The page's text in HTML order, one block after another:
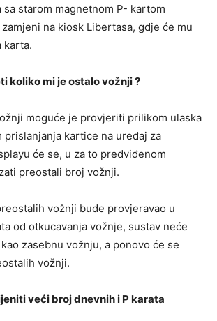
sa starom magnetnom P- kartom
na kiosk Libertasa, gdje će mu
karta.
koliko mi je ostalo vožnji ?
moguće je provjeriti prilikom ulaska
prislanjanja kartice na uređaj za
će se, u za to predviđenom
preostali broj vožnji.
vožnji bude provjeravao u
od otkucavanja vožnje, sustav neće
zasebnu vožnju, a ponovo će se
vožnji.
veći broj dnevnih i P karata